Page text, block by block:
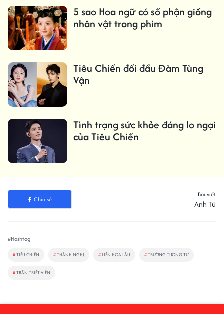
5 sao Hoa ngữ có số phận giống
nhân vật trong phim
Tiêu Chiến đối đầu Đàm Tùng
Vận
Tình trạng sức khỏe đáng lo ngại
của Tiêu Chiến
Chia sẻ
Bài viết
Anh Tú
#Hashtag
#TIÊU CHIẾN #THÀNH NGHỊ # LIÊN HOA LÂU #TRƯỜNG TƯƠNG TƯ
#TRẦN TRIẾT VIỄN